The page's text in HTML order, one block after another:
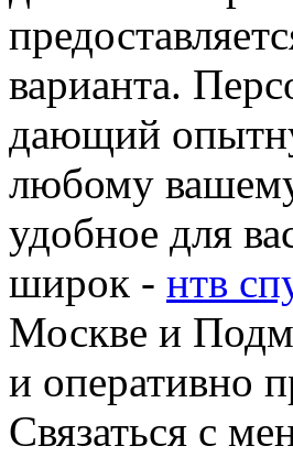
варианта.
дающий
любому
удобное для
широк - нтв
Москве и
и оперативно
Связаться с